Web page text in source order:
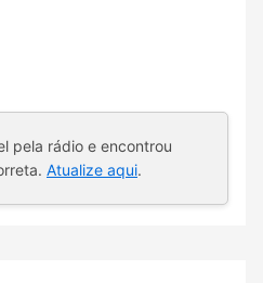
pela rádio e encontrou
Atualize aqui.